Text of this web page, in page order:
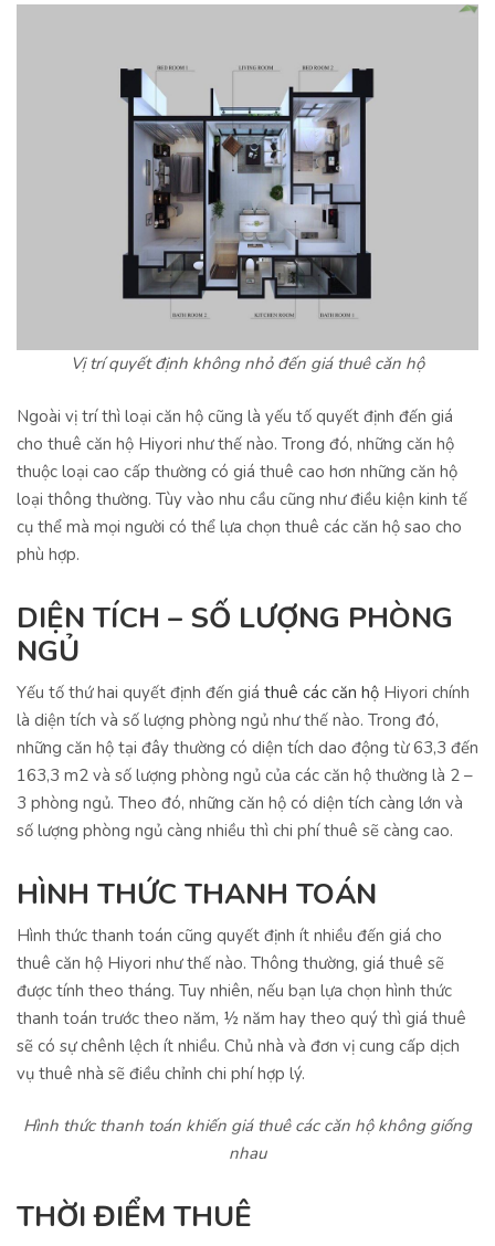
Vị trí quyết định không nhỏ đến giá thuê căn hộ
Ngoài vị trí thì loại căn hộ cũng là yếu tố quyết định đến giá
cho thuê căn hộ Hiyori như thế nào. Trong đó, những căn hộ
thuộc loại cao cấp thường có giá thuê cao hơn những căn hộ
loại thông thường. Tùy vào nhu cầu cũng như điều kiện kinh tế
cụ thể mà mọi người có thể lựa chọn thuê các căn hộ sao cho
phù hợp.
DIỆN TÍCH – SỐ LƯỢNG PHÒNG
NGỦ
Yếu tố thứ hai quyết định đến giá thuê các căn hộ Hiyori chính
là diện tích và số lượng phòng ngủ như thế nào. Trong đó,
những căn hộ tại đây thường có diện tích dao động từ 63,3 đến
163,3 m2 và số lượng phòng ngủ của các căn hộ thường là 2 –
3 phòng ngủ. Theo đó, những căn hộ có diện tích càng lớn và
số lượng phòng ngủ càng nhiều thì chi phí thuê sẽ càng cao.
HÌNH THỨC THANH TOÁN
Hình thức thanh toán cũng quyết định ít nhiều đến giá cho
thuê căn hộ Hiyori như thế nào. Thông thường, giá thuê sẽ
được tính theo tháng. Tuy nhiên, nếu bạn lựa chọn hình thức
thanh toán trước theo năm, ½ năm hay theo quý thì giá thuê
sẽ có sự chênh lệch ít nhiều. Chủ nhà và đơn vị cung cấp dịch
vụ thuê nhà sẽ điều chỉnh chi phí hợp lý.
Hình thức thanh toán khiến giá thuê các căn hộ không giống
nhau
THỜI ĐIỂM THUÊ